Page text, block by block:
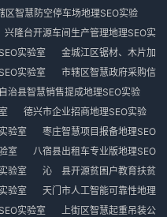
区智慧防空停车场地理SEO实验
兴隆台开源车间生产管理地理SEO实
实验室
金城江区锯材、木片加
实验室
市辖区智慧政府采购信
治县智慧销售提成地理SEO实验
德兴市企业招商地理SEO实验
验室
枣庄智慧项目报备地理SEO
室
八宿县出租车专业版地理SEO
验室
沁 县开源贫困户教育扶贫
验室
天门市人工智能可靠性地理
实验室
上街区智慧起重吊装公